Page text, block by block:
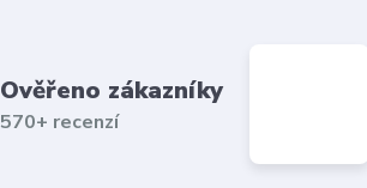
Ověřeno zákazníky
570+ recenzí